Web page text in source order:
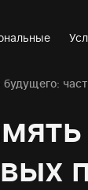
будущего: